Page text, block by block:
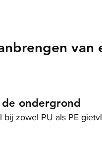
van
ondergrond
zowel PU als PE